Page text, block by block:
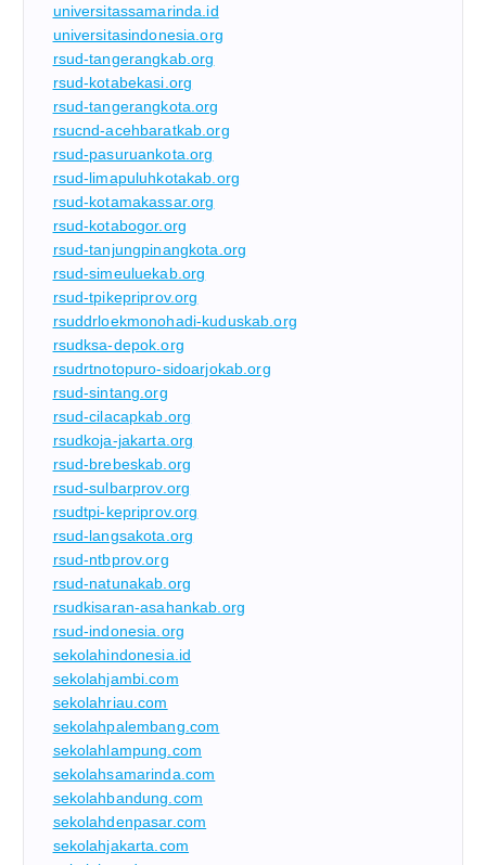
universitassamarinda.id
universitasindonesia.org
rsud-tangerangkab.org
rsud-kotabekasi.org
rsud-tangerangkota.org
rsucnd-acehbaratkab.org
rsud-pasuruankota.org
rsud-limapuluhkotakab.org
rsud-kotamakassar.org
rsud-kotabogor.org
rsud-tanjungpinangkota.org
rsud-simeuluekab.org
rsud-tpikepriprov.org
rsuddrloekmonohadi-kuduskab.org
rsudksa-depok.org
rsudrtnotopuro-sidoarjokab.org
rsud-sintang.org
rsud-cilacapkab.org
rsudkoja-jakarta.org
rsud-brebeskab.org
rsud-sulbarprov.org
rsudtpi-kepriprov.org
rsud-langsakota.org
rsud-ntbprov.org
rsud-natunakab.org
rsudkisaran-asahankab.org
rsud-indonesia.org
sekolahindonesia.id
sekolahjambi.com
sekolahriau.com
sekolahpalembang.com
sekolahlampung.com
sekolahsamarinda.com
sekolahbandung.com
sekolahdenpasar.com
sekolahjakarta.com